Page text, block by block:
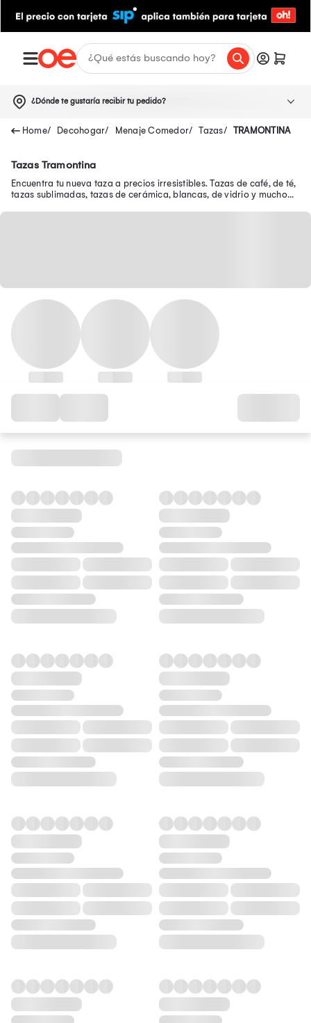
¿Dónde te gustaría recibir tu pedido?
Decohogar Menaje Comedor Tazas TRAMONTINA
Tazas Tramontina
Encuentra tu nueva taza a precios irresistibles. Tazas de café, de té,
tazas sublimadas, tazas de cerámica, blancas, de vidrio y mucho